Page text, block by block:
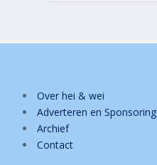
Over hei & wei
Adverteren en Sponsoring
Archief
Contact